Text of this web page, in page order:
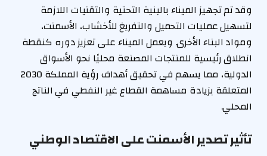
وقد تم تجهيز الميناء بالبنية التحتية والتقنيات اللازمة
لتسهيل عمليات التحميل والتفريغ للأخشاب، الأسمنت،
ومواد البناء الأخرى. ويعمل الميناء على تعزيز دوره كنقطة
انطلاق رئيسية للمنتجات المصنعة محليًا نحو الأسواق
الدولية، مما يسهم في تحقيق أهداف رؤية المملكة 2030
المتعلقة بزيادة مساهمة القطاع غير النفطي في الناتج
المحلي.
تأثير تصدير الأسمنت على الاقتصاد الوطني